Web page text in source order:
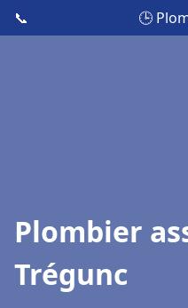
📞 🕒
Plombier
Trégunc